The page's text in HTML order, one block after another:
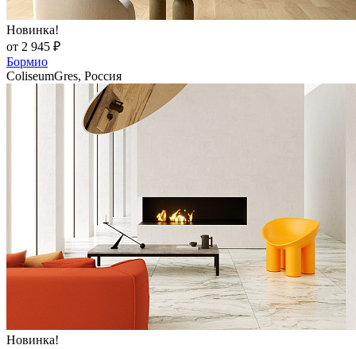
Новинка!
от 2 945 ₽
Бормио
ColiseumGres, Россия
Новинка!